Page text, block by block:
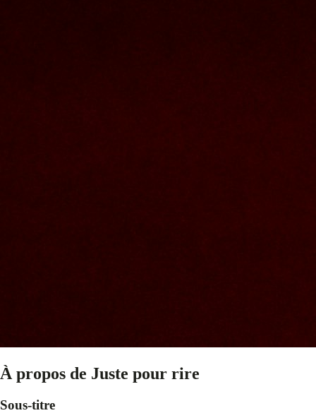
À propos de Juste pour rire
Sous-titre